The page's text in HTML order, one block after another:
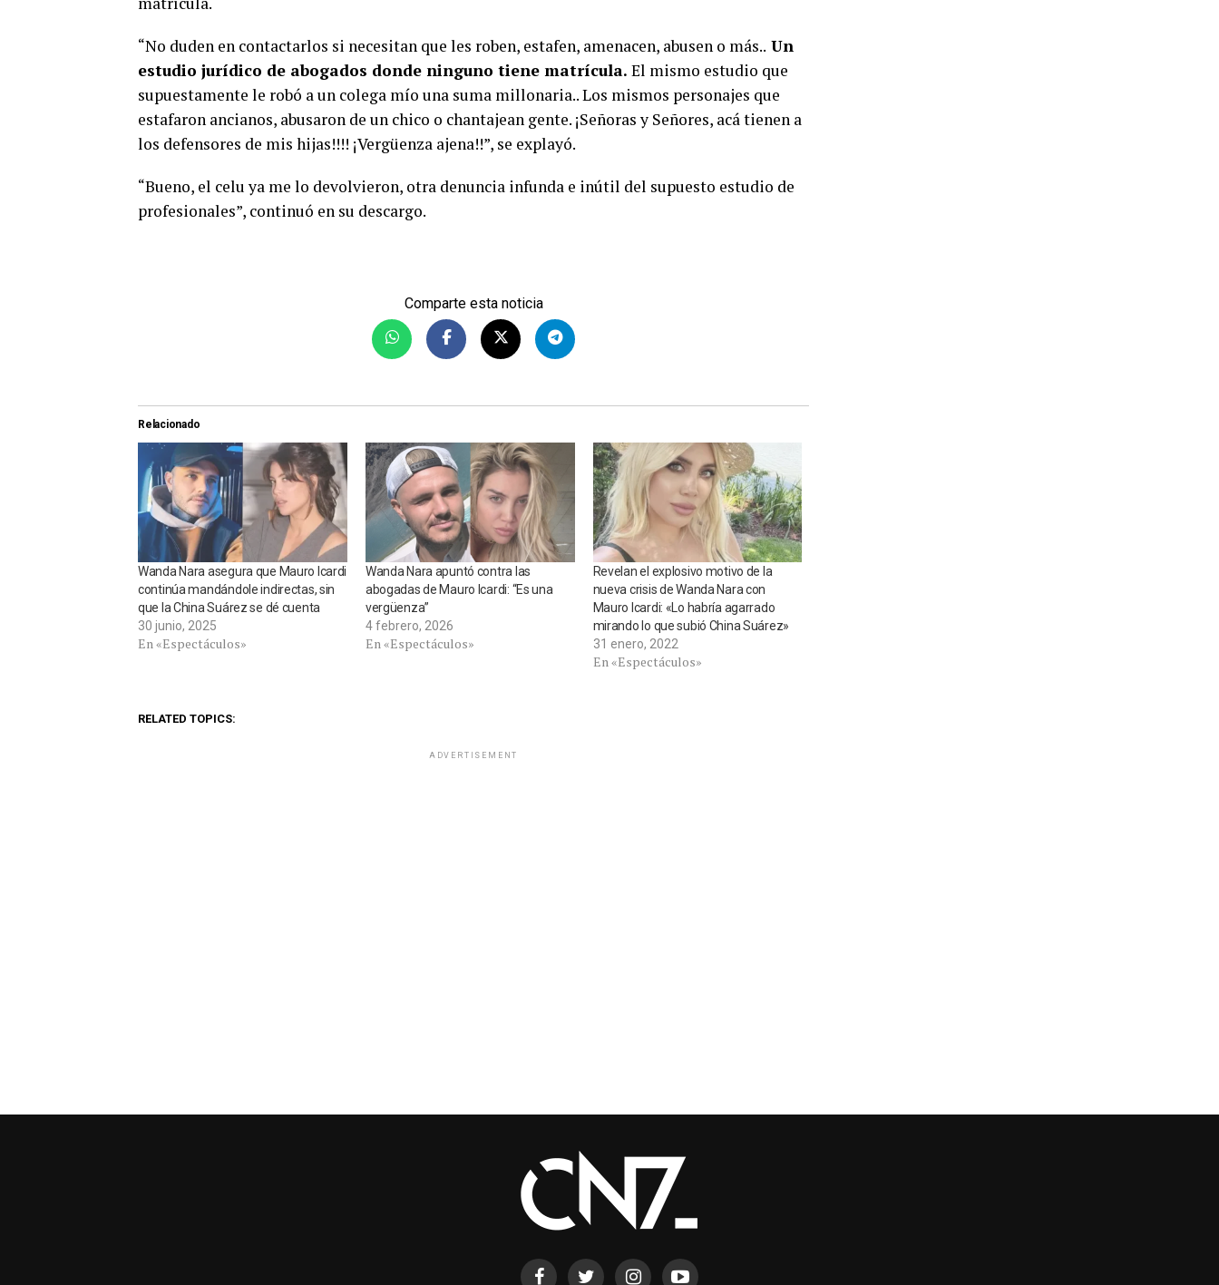
“No duden en contactarlos si necesitan que les roben, estafen, amenacen, abusen o más.. Un
estudio jurídico de abogados donde ninguno tiene matrícula. El mismo estudio que
supuestamente le robó a un colega mío una suma millonaria.. Los mismos personajes que
estafaron ancianos, abusaron de un chico o chantajean gente. ¡Señoras y Señores, acá tienen a
los defensores de mis hijas!!!! ¡Vergüenza ajena!!”, se explayó.
“Bueno, el celu ya me lo devolvieron, otra denuncia infunda e inútil del supuesto estudio de
profesionales”, continuó en su descargo.
Comparte esta noticia
Relacionado
Wanda Nara asegura que Mauro Icardi
continúa mandándole indirectas, sin
que la China Suárez se dé cuenta
30 junio, 2025
En «Espectáculos»
Wanda Nara apuntó contra las
abogadas de Mauro Icardi: “Es una
vergüenza”
4 febrero, 2026
En «Espectáculos»
Revelan el explosivo motivo de la
nueva crisis de Wanda Nara con
Mauro Icardi: «Lo habría agarrado
mirando lo que subió China Suárez»
31 enero, 2022
En «Espectáculos»
RELATED TOPICS:
ADVERTISEMENT